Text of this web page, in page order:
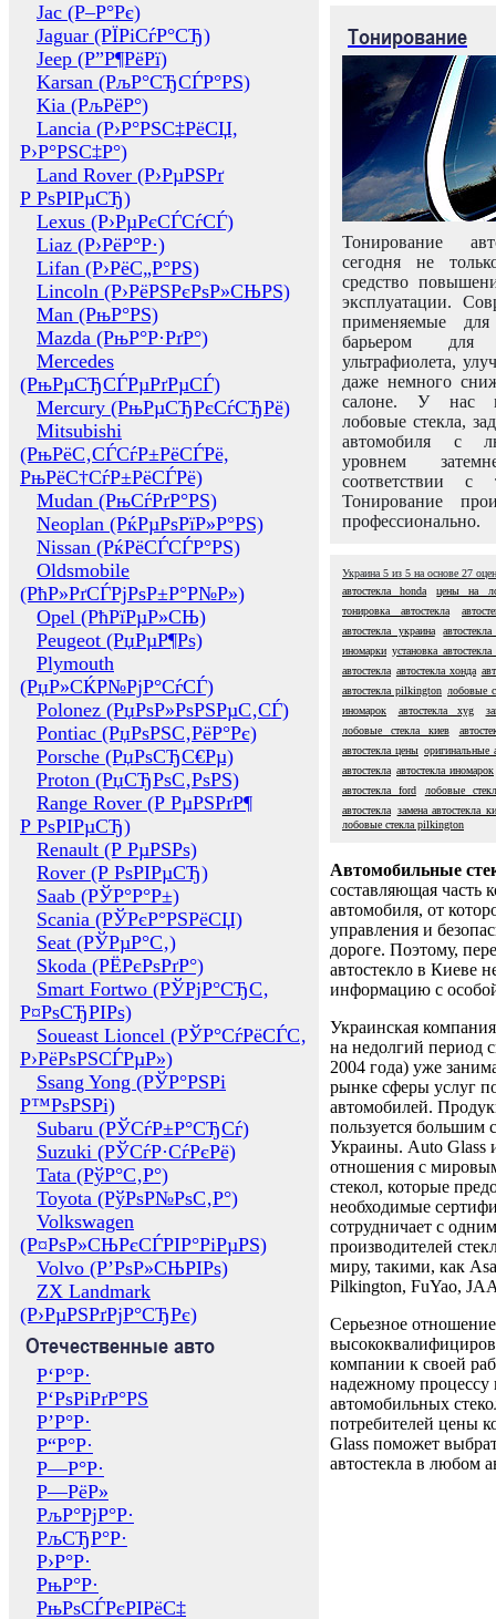
Jac (Р–Р°Рє)
Jaguar (РЇРіСѓР°СЂ)
Jeep (Р”Р¶РёРї)
Karsan (РљР°СЂСЃР°РЅ)
Kia (РљРёР°)
Lancia (Р›Р°РЅС‡РёСЏ,
Р›Р°РЅС‡Р°)
Land Rover (Р›РµРЅРґ
Р РѕРІРµСЂ)
Lexus (Р›РµРєСЃСѓСЃ)
Liaz (Р›РёР°Р·)
Lifan (Р›РёС„Р°РЅ)
Lincoln (Р›РёРЅРєРѕР»СЊРЅ)
Man (РњР°РЅ)
Mazda (РњР°Р·РґР°)
Mercedes
(РњРµСЂСЃРµРґРµСЃ)
Mercury (РњРµСЂРєСѓСЂРё)
Mitsubishi
(РњРёС‚СЃСѓР±РёСЃРё,
РњРёС†СѓР±РёСЃРё)
Mudan (РњСѓРґР°РЅ)
Neoplan (РќРµРѕРїР»Р°РЅ)
Nissan (РќРёСЃСЃР°РЅ)
Oldsmobile
(РћР»РґСЃРјРѕР±Р°Р№Р»)
Opel (РћРїРµР»СЊ)
Peugeot (РџРµР¶Рѕ)
Plymouth
(РџР»СЌР№РјР°СѓСЃ)
Polonez (РџРѕР»РѕРЅРµС‚СЃ)
Pontiac (РџРѕРЅС‚РёР°Рє)
Porsche (РџРѕСЂС€Рµ)
Proton (РџСЂРѕС‚РѕРЅ)
Range Rover (Р РµРЅРґР¶
Р РѕРІРµСЂ)
Renault (Р РµРЅРѕ)
Rover (Р РѕРІРµСЂ)
Saab (РЎР°Р°Р±)
Scania (РЎРєР°РЅРёСЏ)
Seat (РЎРµР°С‚)
Skoda (РЁРєРѕРґР°)
Smart Fortwo (РЎРјР°СЂС‚
Р¤РѕСЂРІРѕ)
Soueast Lioncel (РЎР°СѓРёСЃС‚
Р›РёРѕРЅСЃРµР»)
Ssang Yong (РЎР°РЅРі
Р™РѕРЅРі)
Subaru (РЎСѓР±Р°СЂСѓ)
Suzuki (РЎСѓР·СѓРєРё)
Tata (РўР°С‚Р°)
Toyota (РўРѕР№РѕС‚Р°)
Volkswagen
(Р¤РѕР»СЊРєСЃРІР°РіРµРЅ)
Volvo (Р’РѕР»СЊРІРѕ)
ZX Landmark
(Р›РµРЅРґРјР°СЂРє)
Отечественные авто
Р‘Р°Р·
Р‘РѕРіРґР°РЅ
Р’Р°Р·
Р“Р°Р·
Р—Р°Р·
Р—РёР»
РљР°РјР°Р·
РљСЂР°Р·
Р›Р°Р·
РњР°Р·
РњРѕСЃРєРІРёС‡
Тонирование
Тонирование
сегодня не
средство
эксплуатации.
применяемые
барьером для
ультрафиолета,
даже немного
салоне. У нас
лобовые стекла,
автомобиля с
уровнем
соответствии с
Тонирование
профессионально.
Украина 5 из 5 на основе 27
автостекла honda
цены на
тонировка автостекла
автостекла украина
иномарки установка автостекла
автостекла автостекла хонда
автостекла pilkington лобовые
иномарок
автостекла xyg
лобовые стекла киев
автостекла цены оригинальные
автостекла автостекла иномарок
автостекла ford
лобовые
автостекла замена автостекла
лобовые стекла pilkington
Автомобильные
составляющая часть
автомобиля, от
управления и
дороге. Поэтому,
автостекло в Киеве
информацию с
Украинская
на недолгий период
2004 года) уже
рынке сферы услуг
автомобилей.
пользуется большим
Украины. Auto Glass
отношения с
стекол, которые
необходимые
сотрудничает с
производителей
миру, такими, как
Pilkington, FuYao,
Серьезное отношение
компании к своей
надежному процессу
автомобильных
потребителей цены
Glass поможет
автостекла в любом